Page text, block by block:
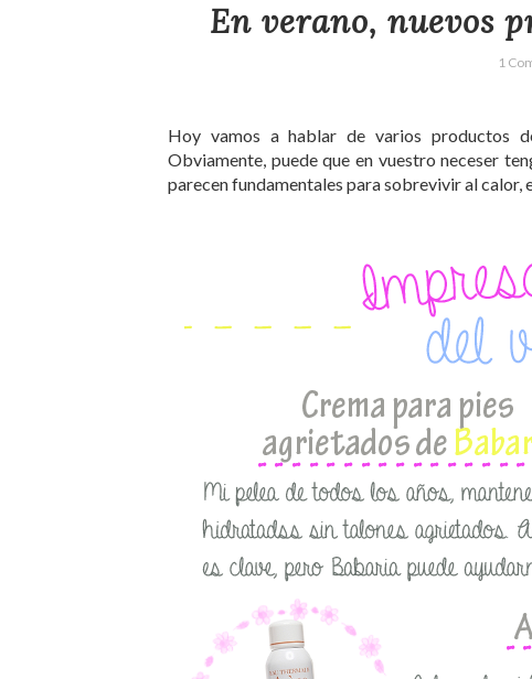
En verano, nuevos
1
Hoy vamos a hablar de varios productos
Obviamente, puede que en vuestro neceser
parecen fundamentales para sobrevivir al calor,